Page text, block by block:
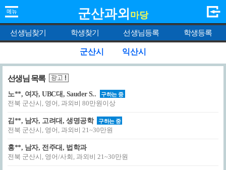
군산과외 마당
선생님찾기 학생찾기 선생님등록 학생등록
군산시 익산시
선생님 목록
노**, 여자, UBC대, Sauder S.. 구하는 중
전북 군산시, 영어, 과외비 80만원이상
김**, 남자, 고려대, 생명공학 구하는 중
전북 군산시, 영어, 과외비 21~30만원
홍**, 남자, 전주대, 법학과
전북 군산시, 영어/사회, 과외비 21~30만원